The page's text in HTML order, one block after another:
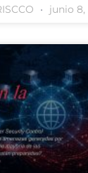
junio 8,